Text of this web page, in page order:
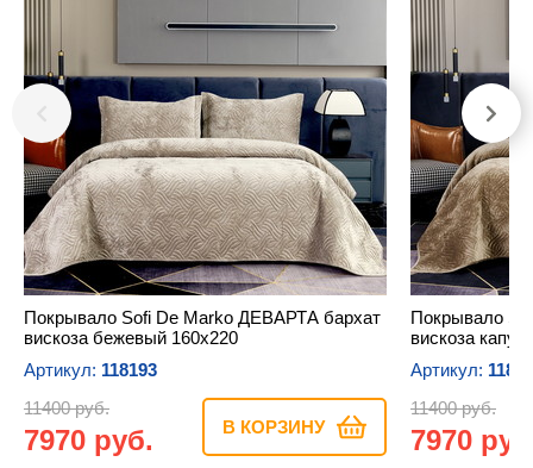
Покрывало Sofi De Marko ДЕВАРТА бархат
вискоза бежевый 160х220
Артикул: 118193
11400 руб.
7970 руб. В КОРЗИНУ
Покрывало
вискоза
Артикул:
11400 руб.
7970